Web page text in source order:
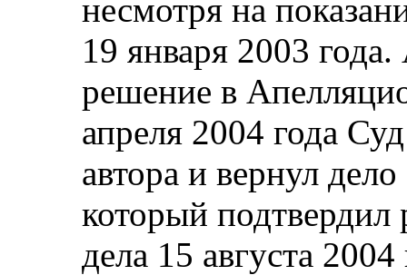
несмотря на
19 января 2003
решение в
апреля 2004 года
автора и вернул
который
дела 15 августа 2004